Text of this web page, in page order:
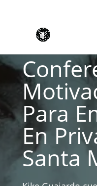
Para
En
Santa